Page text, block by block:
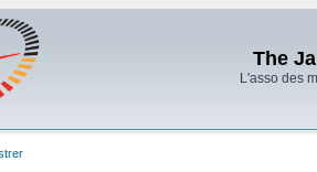
The
L'asso des